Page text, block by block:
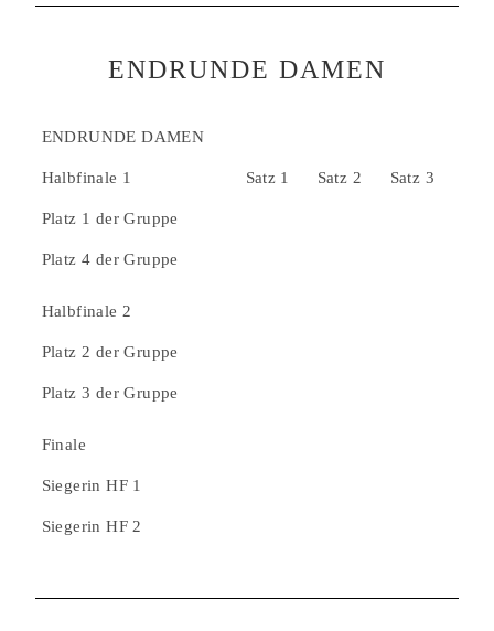
ENDRUNDE DAMEN
ENDRUNDE DAMEN
Halbfinale 1 Satz 1 Satz 2 Satz 3
Platz 1 der Gruppe
Platz 4 der Gruppe
Halbfinale 2
Platz 2 der Gruppe
Platz 3 der Gruppe
Finale
Siegerin HF 1
Siegerin HF 2